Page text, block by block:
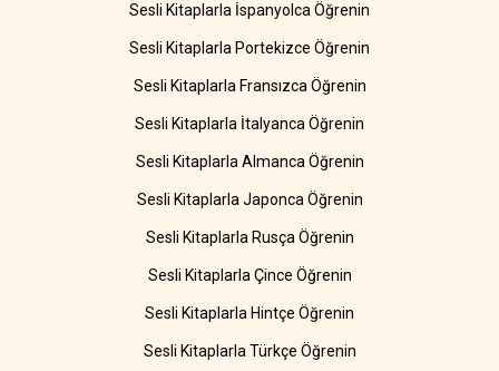
Sesli Kitaplarla İspanyolca Öğrenin
Sesli Kitaplarla Portekizce Öğrenin
Sesli Kitaplarla Fransızca Öğrenin
Sesli Kitaplarla İtalyanca Öğrenin
Sesli Kitaplarla Almanca Öğrenin
Sesli Kitaplarla Japonca Öğrenin
Sesli Kitaplarla Rusça Öğrenin
Sesli Kitaplarla Çince Öğrenin
Sesli Kitaplarla Hintçe Öğrenin
Sesli Kitaplarla Türkçe Öğrenin